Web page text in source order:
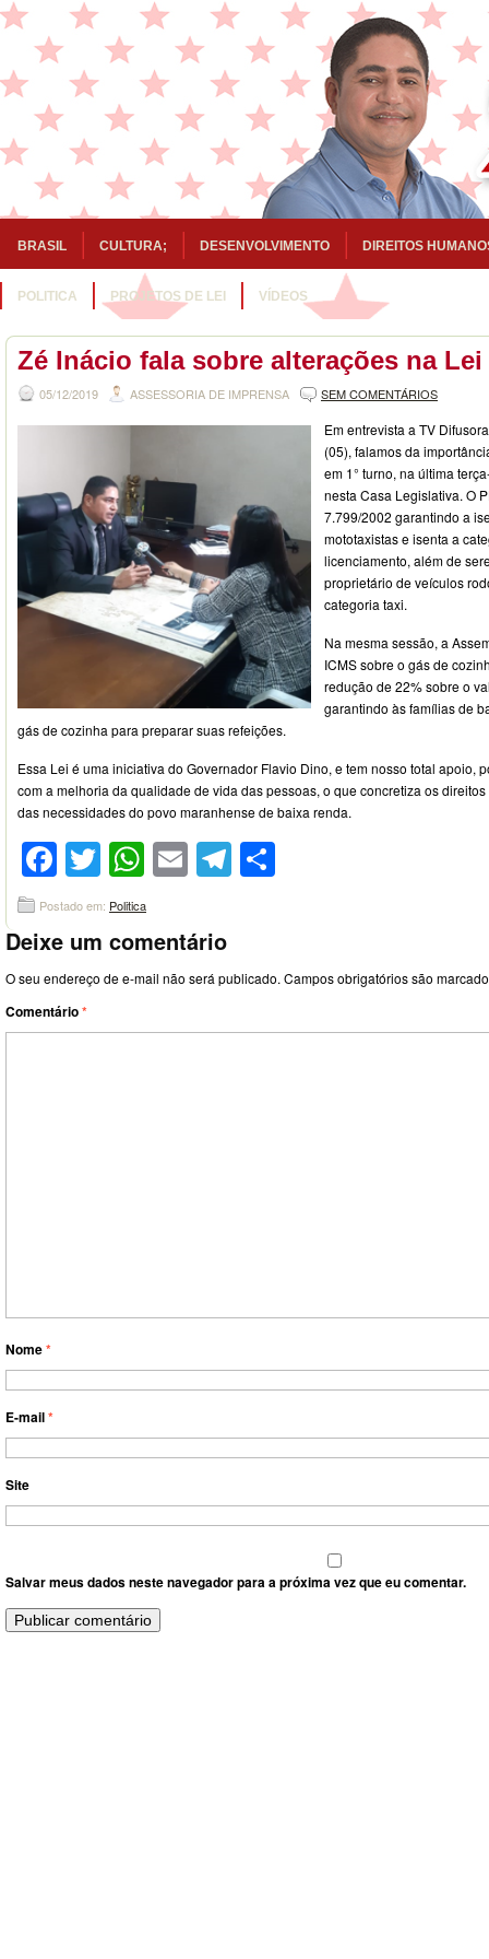
BRASIL CULTURA; DESENVOLVIMENTO DIREITOS
POLITICA PROJETOS DE LEI VÍDEOS
Zé Inácio fala sobre alterações na Lei
05/12/2019 ASSESSORIA DE IMPRENSA SEM COMENTÁRIOS
Em entrevista a TV
(05), falamos da
em 1° turno, na última
nesta Casa Legislativa. O
7.799/2002 garantindo a
mototaxistas e isenta a
licenciamento, além de
proprietário de veículos
categoria taxi.
Na mesma sessão, a
ICMS sobre o gás de
redução de 22% sobre o
garantindo às famílias de
gás de cozinha para preparar suas refeições.
Essa Lei é uma iniciativa do Governador Flavio Dino, e tem nosso total apoio,
com a melhoria da qualidade de vida das pessoas, o que concretiza os
das necessidades do povo maranhense de baixa renda.
Facebook
Twitter
WhatsApp
EmailTelegram
Postado em: Politica
Deixe um comentário
O seu endereço de e-mail não será publicado. Campos obrigatórios são
Comentário*
Nome*
E-mail*
Site
Salvar meus dados neste navegador para a próxima vez que eu comentar.